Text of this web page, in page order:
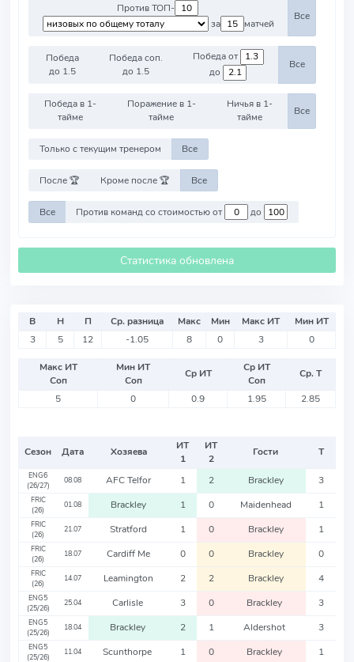
Против ТОП-
за
матчей
Все
Победа
до 1.5
Победа соп.
до 1.5
Победа от
до
Все
Победа в 1-
тайме
Поражение в 1-
тайме
Ничья в 1-
тайме
Все
Только с текущим тренером Все
После 🏆 Кроме после 🏆 Все
Все Против команд со стоимостью от до
Статистика обновлена
В Н П Ср. разница Макс Мин Макс ИТ
Мин ИТ
3
5 12 -1.05 8 0 3 0
Макс ИТ
Соп
Мин ИТ
Соп
Ср ИТ
Ср ИТ
Соп
Ср. Т
5
0 0.9 1.95 2.85
Сезон Дата Хозяева
ИТ
1
ИТ
2
Гости Т
ENG6
(26/27)
08.08 AFC Telfor 1 2 Brackley 3
FRIC
(26)
01.08 Brackley 1 0 Maidenhead 1
FRIC
(26)
21.07 Stratford 1 0 Brackley 1
FRIC
(26)
18.07 Cardiff Me 0 0 Brackley 0
FRIC
(26)
14.07 Leamington 2 2 Brackley 4
ENG5
(25/26)
25.04 Carlisle 3 0 Brackley 3
ENG5
(25/26)
18.04 Brackley 2 1 Aldershot 3
ENG5
(25/26)
11.04 Scunthorpe 1 0 Brackley 1